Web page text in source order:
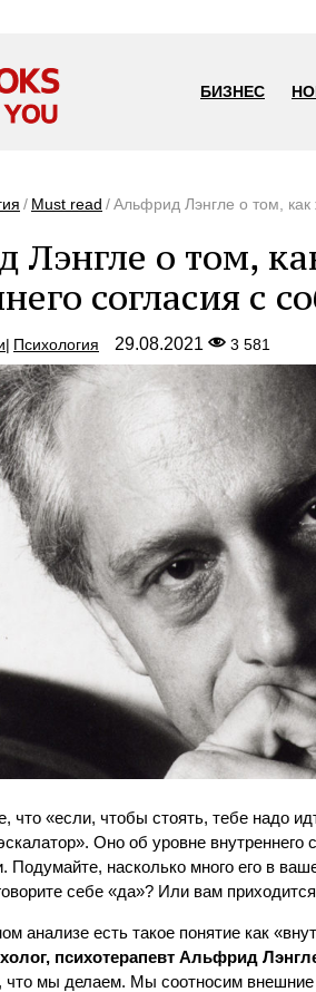
БИЗНЕС
Must read Альфрид Лэнгле о том, как
Лэнгле о том,
согласия с
Психология 29.08.2021 3 581
что «если, чтобы стоять, тебе надо
Оно об уровне
Подумайте, насколько много его в
себе «да»? Или вам
анализе есть такое понятие как
психотерапевт Альфрид
что мы делаем. Мы соотносим